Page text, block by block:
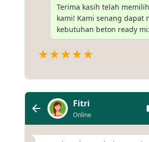
Terima kasih telah
kami! Kami senang dapat
kebutuhan beton ready
★★★★★
Fitri
Online